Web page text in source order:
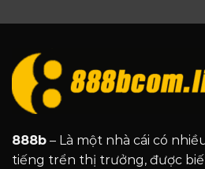
888b – Là một nhà cái có
tiếng trển thị trưởng, được